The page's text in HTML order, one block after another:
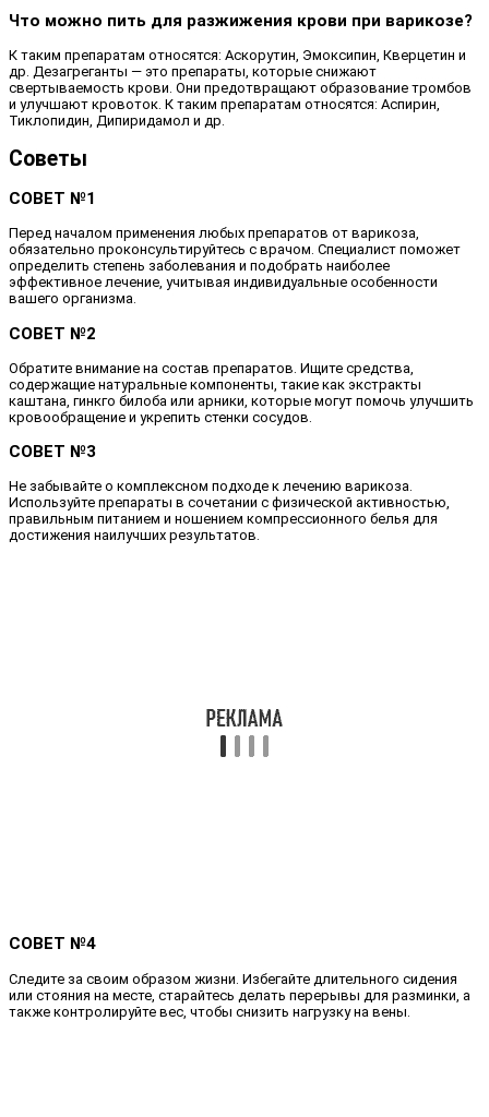
Что можно пить для разжижения крови при варикозе?
К таким препаратам относятся: Аскорутин, Эмоксипин, Кверцетин и
др. Дезагреганты — это препараты, которые снижают
свертываемость крови. Они предотвращают образование тромбов
и улучшают кровоток. К таким препаратам относятся: Аспирин,
Тиклопидин, Дипиридамол и др.
Советы
СОВЕТ №1
Перед началом применения любых препаратов от варикоза,
обязательно проконсультируйтесь с врачом. Специалист поможет
определить степень заболевания и подобрать наиболее
эффективное лечение, учитывая индивидуальные особенности
вашего организма.
СОВЕТ №2
Обратите внимание на состав препаратов. Ищите средства,
содержащие натуральные компоненты, такие как экстракты
каштана, гинкго билоба или арники, которые могут помочь улучшить
кровообращение и укрепить стенки сосудов.
СОВЕТ №3
Не забывайте о комплексном подходе к лечению варикоза.
Используйте препараты в сочетании с физической активностью,
правильным питанием и ношением компрессионного белья для
достижения наилучших результатов.
СОВЕТ №4
Следите за своим образом жизни. Избегайте длительного сидения
или стояния на месте, старайтесь делать перерывы для разминки, а
также контролируйте вес, чтобы снизить нагрузку на вены.